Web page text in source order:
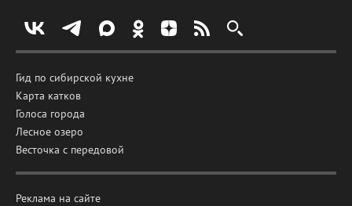
Гид по сибирской кухне
Карта катков
Голоса города
Лесное озеро
Весточка с передовой
Реклама на сайте